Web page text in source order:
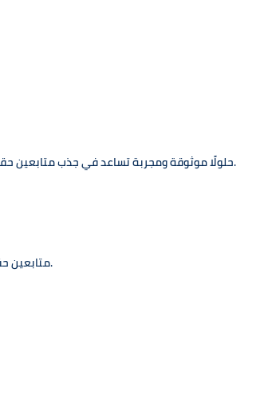
يوفر موقع زيادة متابعين إنستقرام Sepanal حلولًا موثوقة ومجربة تساعد في جذب متابعين حقيقيين خلال وقت قصير.
متابعين حقيقيين: يضمن الموقع تقديم متابعين حقيقيين مهتمين بمحتواك.